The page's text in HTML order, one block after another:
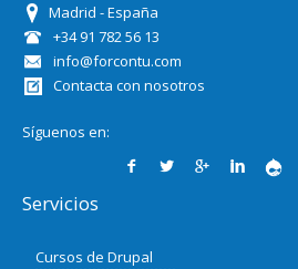
Madrid - España
+34 91 782 56 13
info@forcontu.com
Contacta con nosotros
Síguenos en:
Servicios
Cursos de Drupal